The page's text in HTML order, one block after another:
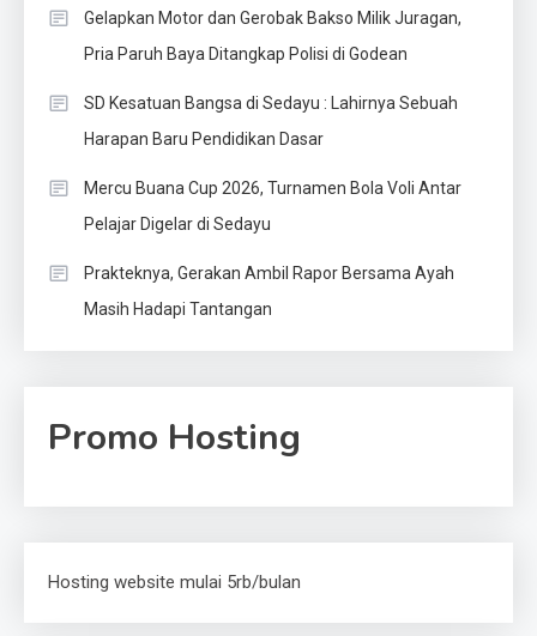
Gelapkan Motor dan Gerobak Bakso Milik Juragan,
Pria Paruh Baya Ditangkap Polisi di Godean
SD Kesatuan Bangsa di Sedayu : Lahirnya Sebuah
Harapan Baru Pendidikan Dasar
Mercu Buana Cup 2026, Turnamen Bola Voli Antar
Pelajar Digelar di Sedayu
Prakteknya, Gerakan Ambil Rapor Bersama Ayah
Masih Hadapi Tantangan
Promo Hosting
Hosting website mulai 5rb/bulan